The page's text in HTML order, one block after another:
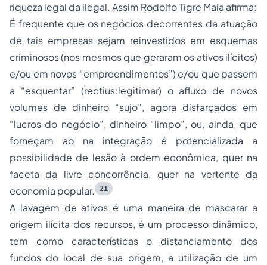
riqueza legal da ilegal. Assim Rodolfo Tigre Maia afirma:
É frequente que os negócios decorrentes da atuação
de tais empresas sejam reinvestidos em esquemas
criminosos (nos mesmos que geraram os ativos ilícitos)
e/ou em novos “empreendimentos”) e/ou que passem
a “esquentar” (rectius:legitimar) o afluxo de novos
volumes de dinheiro “sujo”, agora disfarçados em
“lucros do negócio”, dinheiro “limpo”, ou, ainda, que
forneçam ao na integração é potencializada a
possibilidade de lesão à ordem econômica, quer na
faceta da livre concorrência, quer na vertente da
economia popular.
21
A lavagem de ativos é uma maneira de mascarar a
origem ilícita dos recursos, é um processo dinâmico,
tem como características o distanciamento dos
fundos do local de sua origem, a utilização de um